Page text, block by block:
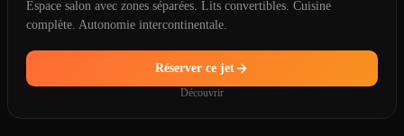
Espace salon avec zones séparées. Lits convertibles. Cuisine
complète. Autonomie intercontinentale.
Réserver ce jet
Découvrir